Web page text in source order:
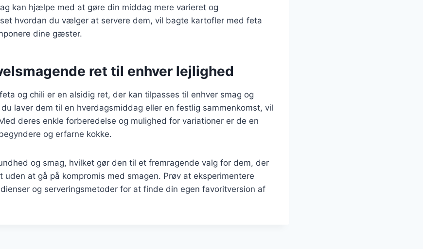
kan hjælpe med at gøre din middag mere varieret og
hvordan du vælger at servere dem, vil bagte kartofler med feta
dine gæster.
ret til enhver lejlighed
og chili er en alsidig ret, der kan tilpasses til enhver smag og
laver dem til en hverdagsmiddag eller en festlig sammenkomst, vil
deres enkle forberedelse og mulighed for variationer er de en
og erfarne kokke.
og smag, hvilket gør den til et fremragende valg for dem, der
uden at gå på kompromis med smagen. Prøv at eksperimentere
og serveringsmetoder for at finde din egen favoritversion af